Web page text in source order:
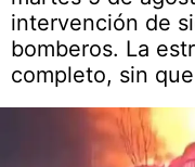
intervención de
bomberos. La
completo, sin